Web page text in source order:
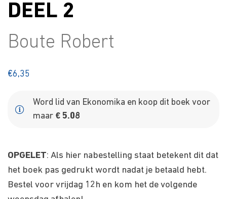
DEEL 2
Boute Robert
€6,35
Word lid van Ekonomika en koop dit boek voor
maar € 5.08
OPGELET: Als hier nabestelling staat betekent dit dat
het boek pas gedrukt wordt nadat je betaald hebt.
Bestel voor vrijdag 12h en kom het de volgende